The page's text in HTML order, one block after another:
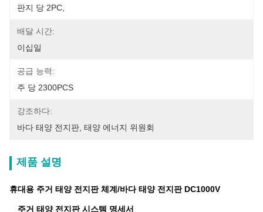
판지 당 2PC,
배달 시간:
이십일
공급 능력:
주 당 2300PCS
강조하다:
바다 태양 전지판 태양 에너지 위원회
제품 설명
휴대용 주거 태양 전지판 체계/바다 태양 전지판 DC1000V
주거 태양 전지판시스템 명세서